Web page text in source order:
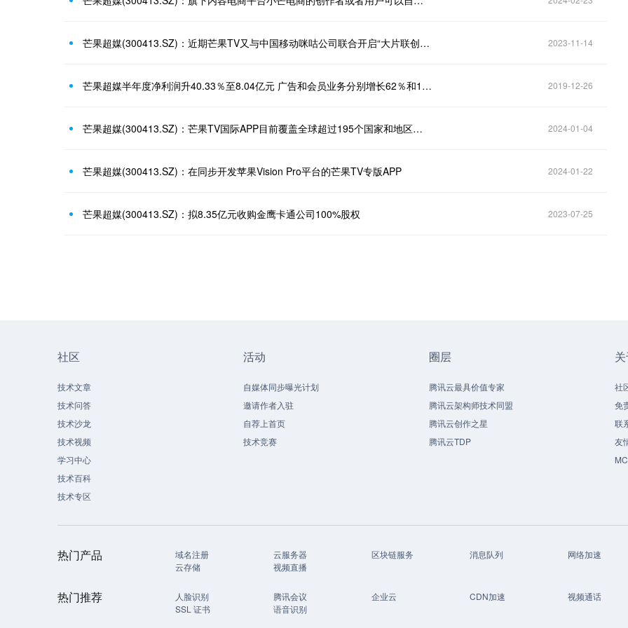
芒果超媒(300413.SZ)：近期芒果TV又与中国移动咪咕公司联合开启“大片联创计划” 2023-11-14
芒果超媒半年度净利润升40.33％至8.04亿元 广告和会员业务分别增长62％和136％ 2019-12-26
芒果超媒(300413.SZ)：芒果TV国际APP目前覆盖全球超过195个国家和地区，下载量超1.4亿次 2024-01-04
芒果超媒(300413.SZ)：在同步开发苹果Vision Pro平台的芒果TV专版APP 2024-01-22
芒果超媒(300413.SZ)：拟8.35亿元收购金鹰卡通公司100%股权 2023-07-25
社区
技术文章
技术问答
技术沙龙
技术视频
学习中心
技术百科
技术专区
活动
自媒体同步曝光计划
邀请作者入驻
自荐上首页
技术竞赛
圈层
腾讯云最具价值专家
腾讯云架构师技术同盟
腾讯云创作之星
腾讯云TDP
社
免
联
友
热门产品 域名注册 云服务器 区块链服务 消息队列
网络加速
云存储
视频直播
热门推荐 人脸识别 腾讯会议 企业云 CDN加速
视频通话
SSL 证书
语音识别